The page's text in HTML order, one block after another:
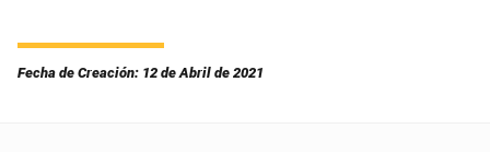
Fecha de Creación: 12 de Abril de 2021